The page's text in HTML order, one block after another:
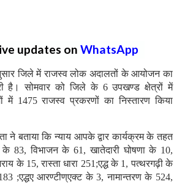
updates on WhatsApp
जिले में राजस्व लोक अदालतों के आयोजन का
है। सोमवार को जिले के 6 उपखण्ड क्षेत्रों में
में 1475 राजस्व प्रकरणों का निस्तारण किया
ने बताया कि न्याय आपके द्वार कार्यक्रम के तहत
के 83, विभाजन के 61, खातेदारी घोषणा के 10,
के 15, रास्ता धारा 251;एद्ध के 1, पत्थरगढ़ी के
;एद्धए आरण्टीण्एक्ट के 3, नामान्तरण के 524,